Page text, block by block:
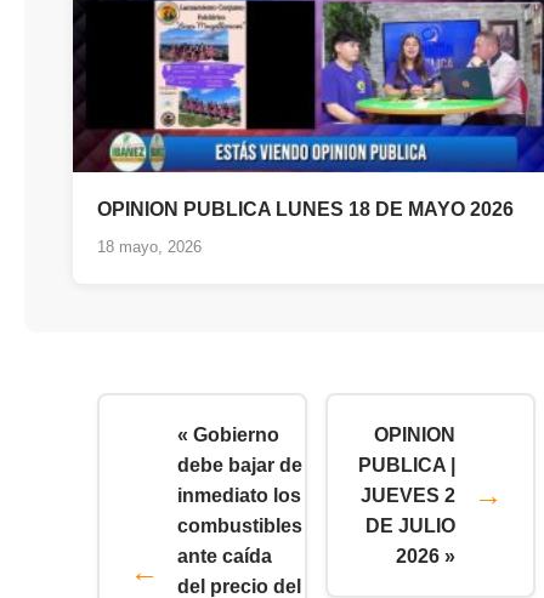
OPINION PUBLICA LUNES 18 DE MAYO 2026
18 mayo, 2026
« Gobierno
debe bajar de
inmediato los
combustibles
ante caída
del precio del
OPINION
PUBLICA |
JUEVES 2
DE JULIO
2026 »